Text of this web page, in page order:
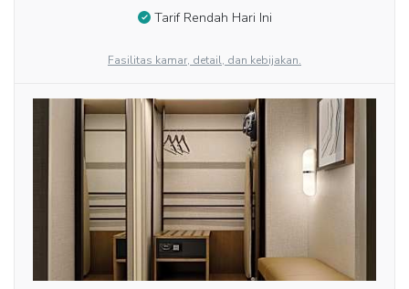
Tarif Rendah Hari Ini
Fasilitas kamar, detail, dan kebijakan.